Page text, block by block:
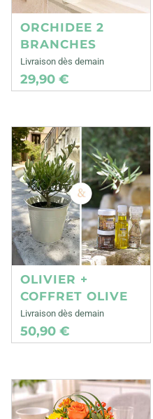
ORCHIDEE 2
BRANCHES
Livraison dès demain
29,90 €
OLIVIER +
COFFRET OLIVE
Livraison dès demain
50,90 €